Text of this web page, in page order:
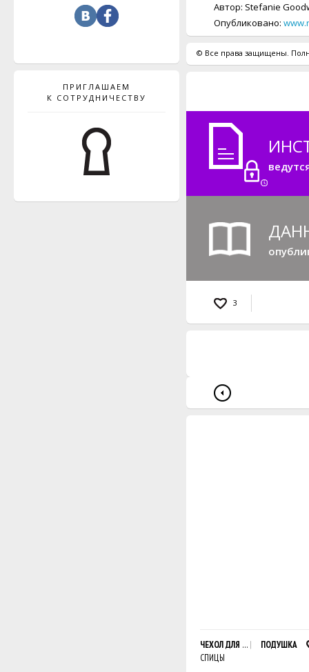
ПРИГЛАШАЕМ
К СОТРУДНИЧЕСТВУ
Автор: Stefanie
Опубликовано:
© Все права защищены.
3
ЧЕХОЛ ДЛЯ ПОДУШКИ С
ПОДУШКА
СПИЦЫ